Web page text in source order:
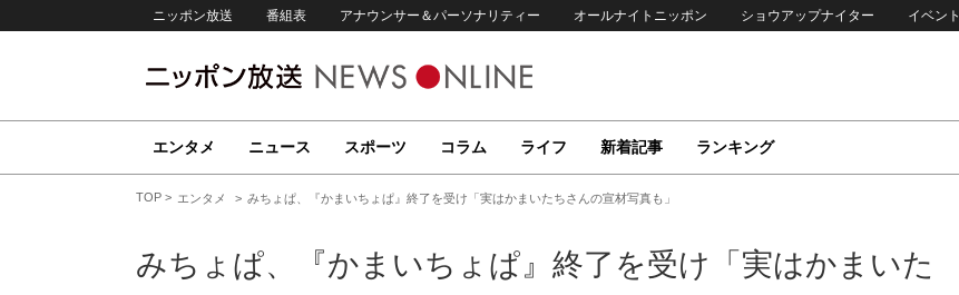
ニッポン放送 番組表 アナウンサー＆パーソナリティー オールナイトニッポン ショウアップナイター イベント
エンタメ ニュース スポーツ コラム ライフ 新着記事 ランキング
TOP エンタメ みちょぱ、『かまいちょぱ』終了を受け「実はかまいたちさんの宣材写真も」
みちょぱ、『かまいちょぱ』終了を受け「実はかまいた